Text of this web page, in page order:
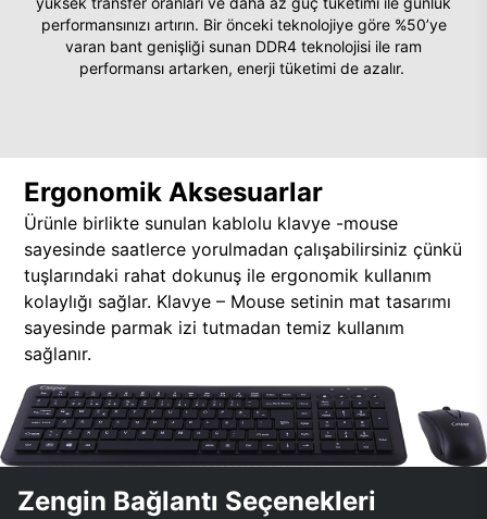
performansınızı artırın. Bir önceki teknolojiye göre %50’ye
varan bant genişliği sunan DDR4 teknolojisi ile ram
performansı artarken, enerji tüketimi de azalır.
Ergonomik Aksesuarlar
Ürünle birlikte sunulan kablolu klavye -mouse
sayesinde saatlerce yorulmadan çalışabilirsiniz çünkü
tuşlarındaki rahat dokunuş ile ergonomik kullanım
kolaylığı sağlar. Klavye – Mouse setinin mat tasarımı
sayesinde parmak izi tutmadan temiz kullanım
sağlanır.
Zengin Bağlantı Seçenekleri